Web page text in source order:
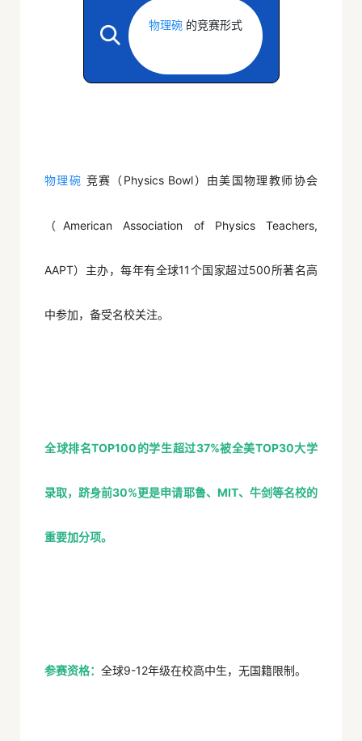
物理碗 的竞赛形式
物理碗 竞赛（Physics Bowl）由美国物理教师协会
（American Association of Physics Teachers,
AAPT）主办，每年有全球11个国家超过500所著名高
中参加，备受名校关注。
全球排名TOP100的学生超过37%被全美TOP30大学
录取，跻身前30%更是申请耶鲁、MIT、牛剑等名校的
重要加分项。
参赛资格： 全球9-12年级在校高中生，无国籍限制。